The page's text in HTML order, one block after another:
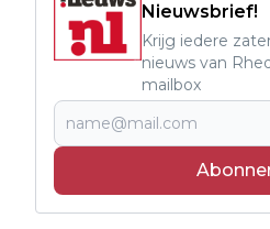
Nieuwsbrief!
Krijg iedere
nieuws van
mailbox